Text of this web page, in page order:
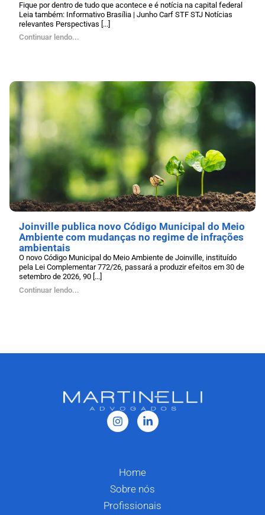
Fique por dentro de tudo que acontece e é notícia na capital federal
Leia também: Informativo Brasília | Junho Carf STF STJ Notícias
relevantes Perspectivas [...]
Continuar lendo...
Joinville publica novo Código Municipal do Meio
Ambiente com mudanças no regime de infrações
ambientais
O novo Código Municipal do Meio Ambiente de Joinville, instituído
pela Lei Complementar 772/26, passará a produzir efeitos em 30 de
setembro de 2026, 90 [...]
Continuar lendo...
Home
Sobre nós
Profissionais